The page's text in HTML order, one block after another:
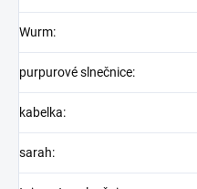
Wurm:
purpurové slnečnice:
kabelka:
sarah: